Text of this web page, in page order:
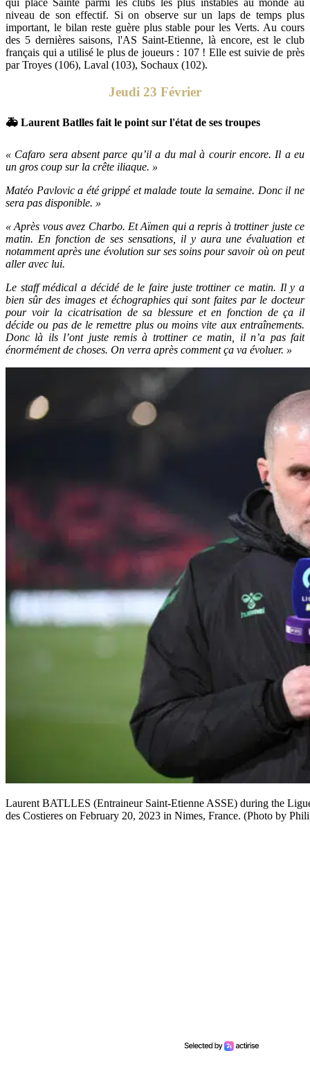
qui place Sainté parmi les clubs les plus instables au monde au
niveau de son effectif. Si on observe sur un laps de temps plus
important, le bilan reste guère plus stable pour les Verts. Au cours
des 5 dernières saisons, l'AS Saint-Etienne, là encore, est le club
français qui a utilisé le plus de joueurs : 107 ! Elle est suivie de près
par Troyes (106), Laval (103), Sochaux (102).
Jeudi 23 Février
🚑 Laurent Batlles fait le point sur l'état de ses troupes
« Cafaro sera absent parce qu’il a du mal à courir encore. Il a eu
un gros coup sur la crête iliaque. »
Matéo Pavlovic a été grippé et malade toute la semaine. Donc il ne
sera pas disponible. »
« Après vous avez Charbo. Et Aïmen qui a repris à trottiner juste ce
matin. En fonction de ses sensations, il y aura une évaluation et
notamment après une évolution sur ses soins pour savoir où on peut
aller avec lui.
Le staff médical a décidé de le faire juste trottiner ce matin. Il y a
bien sûr des images et échographies qui sont faites par le docteur
pour voir la cicatrisation de sa blessure et en fonction de ça il
décide ou pas de le remettre plus ou moins vite aux entraînements.
Donc là ils l’ont juste remis à trottiner ce matin, il n’a pas fait
énormément de choses. On verra après comment ça va évoluer. »
Laurent BATLLES (Entraineur Saint-Etienne ASSE) during the
des Costieres on February 20, 2023 in Nimes, France. (Photo by